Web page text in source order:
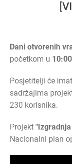
Dani otvorenih
početkom u
Posjetitelji će
sadržajima
230 korisnika.
Projekt
Nacionalni plan